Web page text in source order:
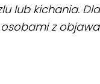
lub kichania.
z